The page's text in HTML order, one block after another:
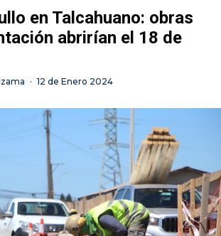
en Talcahuano: obras
abrirían el 18 de
· 12 de Enero 2024